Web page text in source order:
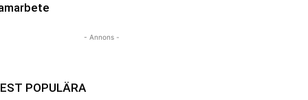
- Annons -
POPULÄRA